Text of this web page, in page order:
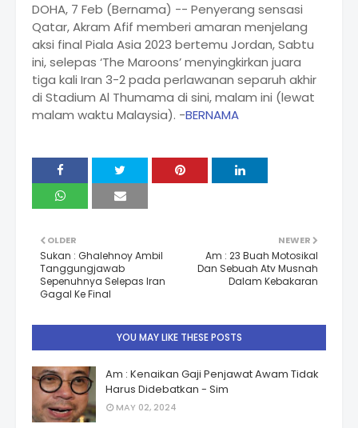
DOHA, 7 Feb (Bernama) -- Penyerang sensasi
Qatar, Akram Afif memberi amaran menjelang
aksi final Piala Asia 2023 bertemu Jordan, Sabtu
ini, selepas ‘The Maroons’ menyingkirkan juara
tiga kali Iran 3-2 pada perlawanan separuh akhir
di Stadium Al Thumama di sini, malam ini (lewat
malam waktu Malaysia). -BERNAMA
NEWER
Am : 23 Buah Motosikal
Dan Sebuah Atv Musnah
Dalam Kebakaran
OLDER
Sukan : Ghalehnoy Ambil
Tanggungjawab
Sepenuhnya Selepas Iran
Gagal Ke Final
YOU MAY LIKE THESE POSTS
Am : Kenaikan Gaji Penjawat Awam Tidak
Harus Didebatkan - Sim
MAY 02, 2024